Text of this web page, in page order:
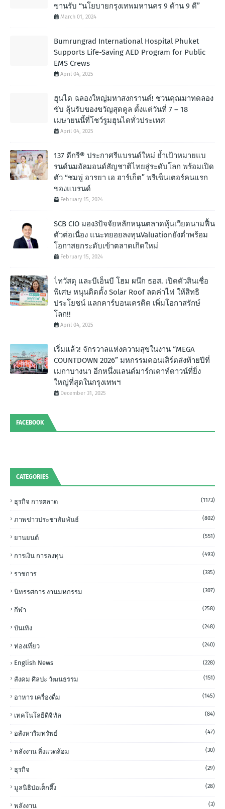
ขานรับ “นโยบายกรุงเทพมหานคร 9 ด้าน 9 ดี”
March 01, 2024
Bumrungrad International Hospital Phuket
Supports Life-Saving AED Program for Public
EMS Crews
April 04, 2025
ฮุนได ฉลองใหญ่มหาสงกรานต์! ชวนคุณมาทดลอง
ขับ ลุ้นรับของขวัญสุดคูล ตั้งแต่วันที่ 7 – 18
เมษายนนี้ที่โชว์รูมฮุนไดทั่วประเทศ
April 04, 2025
137 ดีกรี® ประกาศรีแบรนด์ใหม่ ย้ำเป้าหมายแบ
รนด์นมอัลมอนด์สัญชาติไทยสู่ระดับโลก พร้อมเปิด
ตัว “ชมพู่ อารยา เอ ฮาร์เก็ต” พรีเซ็นเตอร์คนแรก
ของแบรนด์
February 15, 2024
SCB CIO มอง3ปัจจัยหลักหนุนตลาดหุ้นเวียดนามฟื้น
ตัวต่อเนื่อง แนะทยอยลงทุนValuationยังต่ำพร้อม
โอกาสยกระดับเข้าตลาดเกิดใหม่
February 15, 2024
ไทวัสดุ และบีเอ็นบี โฮม ผนึก ธอส. เปิดตัวสินเชื่อ
พิเศษ หนุนติดตั้ง Solar Roof ลดค่าไฟ ให้สิทธิ
ประโยชน์ แลกคาร์บอนเครดิต เพิ่มโอกาสรักษ์
โลก!!
April 04, 2025
เริ่มแล้ว! จักรวาลแห่งความสุขในงาน “MEGA
COUNTDOWN 2026” มหกรรมคอนเสิร์ตส่งท้ายปีที่
เมกาบางนา อีกหนึ่งแลนด์มาร์กเคาท์ดาวน์ที่ยิ่ง
ใหญ่ที่สุดในกรุงเทพฯ
December 31, 2025
FACEBOOK
CATEGORIES
ธุรกิจ การตลาด (1173)
ภาพข่าวประชาสัมพันธ์ (802)
ยานยนต์ (551)
การเงิน การลงทุน (493)
ราชการ (335)
นิทรรศการ งานมหกรรม (307)
กีฬา (258)
บันเทิง (248)
ท่องเที่ยว (240)
English News (228)
สังคม ศิลปะ วัฒนธรรม (151)
อาหาร เครื่องดื่ม (145)
เทคโนโลยีดิจิทัล (84)
อสังหาริมทรัพย์ (47)
พลังงาน สิ่งแวดล้อม (30)
ธุรกิจ (29)
มูลนิธิป่อเต็กตึ๊ง (28)
พลังงาน (3)